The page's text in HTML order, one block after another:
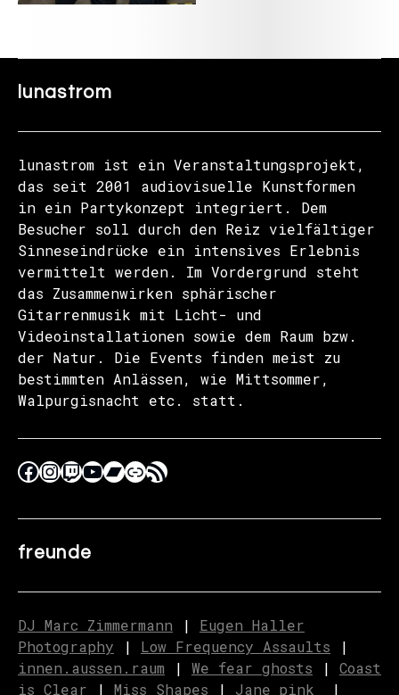
lunastrom
lunastrom ist ein Veranstaltungsprojekt,
das seit 2001 audiovisuelle Kunstformen
in ein Partykonzept integriert. Dem
Besucher soll durch den Reiz vielfältiger
Sinneseindrücke ein intensives Erlebnis
vermittelt werden. Im Vordergrund steht
das Zusammenwirken sphärischer
Gitarrenmusik mit Licht- und
Videoinstallationen sowie dem Raum bzw.
der Natur. Die Events finden meist zu
bestimmten Anlässen, wie Mittsommer,
Walpurgisnacht etc. statt.
freunde
DJ Marc Zimmermann | Eugen Haller
Photography | Low Frequency Assaults |
innen.aussen.raum | We fear ghosts | Coast
is Clear | Miss Shapes | Jane_pink_ |